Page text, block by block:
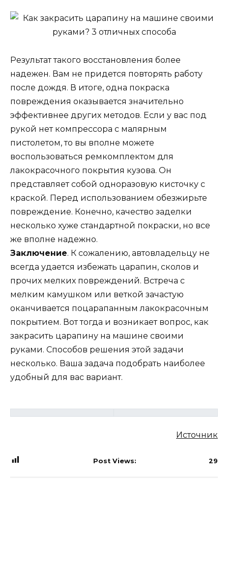
Результат такого восстановления более
надежен. Вам не придется повторять работу
после дождя. В итоге, одна покраска
повреждения оказывается значительно
эффективнее других методов. Если у вас под
рукой нет компрессора с малярным
пистолетом, то вы вполне можете
воспользоваться ремкомплектом для
лакокрасочного покрытия кузова. Он
представляет собой одноразовую кисточку с
краской. Перед использованием обезжирьте
повреждение. Конечно, качество заделки
несколько хуже стандартной покраски, но все
же вполне надежно.
Заключение. К сожалению, автовладельцу не
всегда удается избежать царапин, сколов и
прочих мелких повреждений. Встреча с
мелким камушком или веткой зачастую
оканчивается поцарапанным лакокрасочным
покрытием. Вот тогда и возникает вопрос, как
закрасить царапину на машине своими
руками. Способов решения этой задачи
несколько. Ваша задача подобрать наиболее
удобный для вас вариант.
Источник
Post Views: 29